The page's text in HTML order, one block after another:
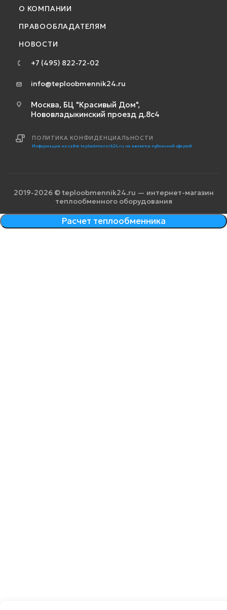
О КОМПАНИИ
ПРАВООБЛАДАТЕЛЯМ
НОВОСТИ
+7 (495) 822-72-02
info@teploobmennik24.ru
Москва, БЦ "Красивый Дом",
Нововладыкинский проезд д.8с4
ПОЛИТИКА КОНФИДЕНЦИАЛЬНОСТИ
Информация на сайте teploobmennik24.ru не является публичной офертой
2019-2026 © teploobmennik24.ru — интернет-магазин
теплообменного оборудования
Расчет теплообменника